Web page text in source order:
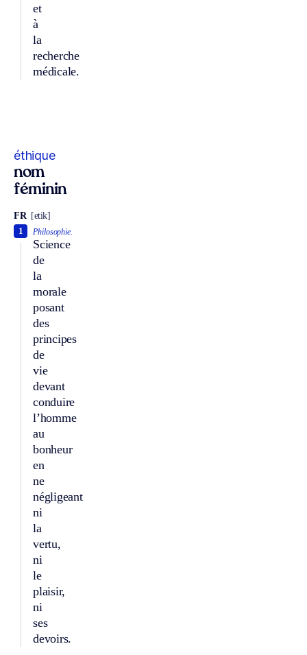
et
à
la
recherche
médicale.
éthique
nom
féminin
FR [etik]
Philosophie.
Science
de
la
morale
posant
des
principes
de
vie
devant
conduire
l’homme
au
bonheur
en
ne
négligeant
ni
la
vertu,
ni
le
plaisir,
ni
ses
devoirs.
1